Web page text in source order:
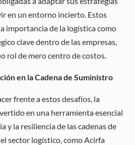
en un entorno incierto. Estos
importancia de la logística como
clave dentro de las empresas,
rol de mero centro de costos.
en la Cadena de Suministro
frente a estos desafíos, la
en una herramienta esencial
y la resiliencia de las cadenas de
sector logístico, como Acirfa